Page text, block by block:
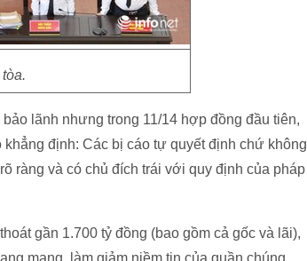
lãnh nhưng trong 11/14 hợp đồng đầu tiên,
định: Các bị cáo tự quyết định chứ không
ràng và có chủ đích trái với quy định của pháp
gần 1.700 tỷ đồng (bao gồm cả gốc và lãi),
mang, làm giảm niềm tin của quần chúng